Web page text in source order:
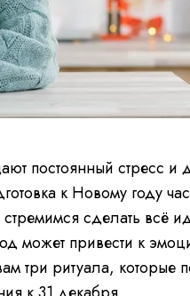
постоянный стресс и
к Новому году
сделать всё
может привести к
три ритуала, которые